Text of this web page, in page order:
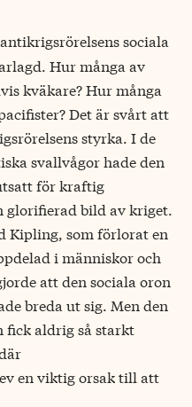
sociala
Hur många av
kväkare? Hur många
Det är svårt att
styrka. I de
svallvågor hade den
för kraftig
glorifierad bild av kriget.
Kipling, som förlorat en
i människor och
att den sociala oron
breda ut sig. Men den
fick aldrig så starkt
en viktig orsak till att